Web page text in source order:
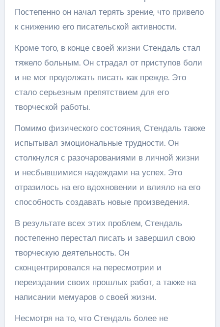
Постепенно он начал терять зрение, что привело
к снижению его писательской активности.
Кроме того, в конце своей жизни Стендаль стал
тяжело больным. Он страдал от приступов боли
и не мог продолжать писать как прежде. Это
стало серьезным препятствием для его
творческой работы.
Помимо физического состояния, Стендаль также
испытывал эмоциональные трудности. Он
столкнулся с разочарованиями в личной жизни
и несбывшимися надеждами на успех. Это
отразилось на его вдохновении и влияло на его
способность создавать новые произведения.
В результате всех этих проблем, Стендаль
постепенно перестал писать и завершил свою
творческую деятельность. Он
сконцентрировался на пересмотрии и
переиздании своих прошлых работ, а также на
написании мемуаров о своей жизни.
Несмотря на то, что Стендаль более не